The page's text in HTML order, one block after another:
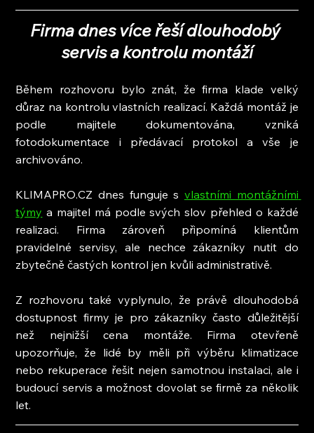
Firma dnes více řeší dlouhodobý
servis a kontrolu montáží
Během rozhovoru bylo znát, že firma klade velký
důraz na kontrolu vlastních realizací. Každá montáž je
podle majitele dokumentována, vzniká
fotodokumentace i předávací protokol a vše je
archivováno.
KLIMAPRO.CZ dnes funguje s vlastními montážními
týmy a majitel má podle svých slov přehled o každé
realizaci. Firma zároveň připomíná klientům
pravidelné servisy, ale nechce zákazníky nutit do
zbytečně častých kontrol jen kvůli administrativě.
Z rozhovoru také vyplynulo, že právě dlouhodobá
dostupnost firmy je pro zákazníky často důležitější
než nejnižší cena montáže. Firma otevřeně
upozorňuje, že lidé by měli při výběru klimatizace
nebo rekuperace řešit nejen samotnou instalaci, ale i
budoucí servis a možnost dovolat se firmě za několik
let.